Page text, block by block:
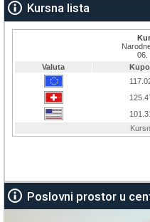
Kursna lista
Poslovni prostor u